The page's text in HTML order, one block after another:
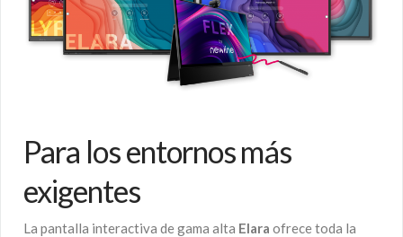
Para los entornos más
exigentes
La pantalla interactiva de gama alta Elara ofrece toda la